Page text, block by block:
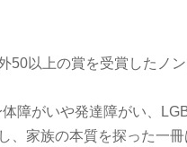
50以上の賞を受賞したノ
障がいや発達障がい、
、家族の本質を探った一